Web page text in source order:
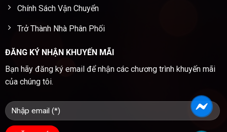
Chính Sách Vận Chuyển
Trở Thành Nhà Phân Phối
ĐĂNG KÝ NHẬN KHUYẾN MÃI
Bạn hãy đăng ký email để nhận các chương trình khuyến mãi
của chúng tôi.